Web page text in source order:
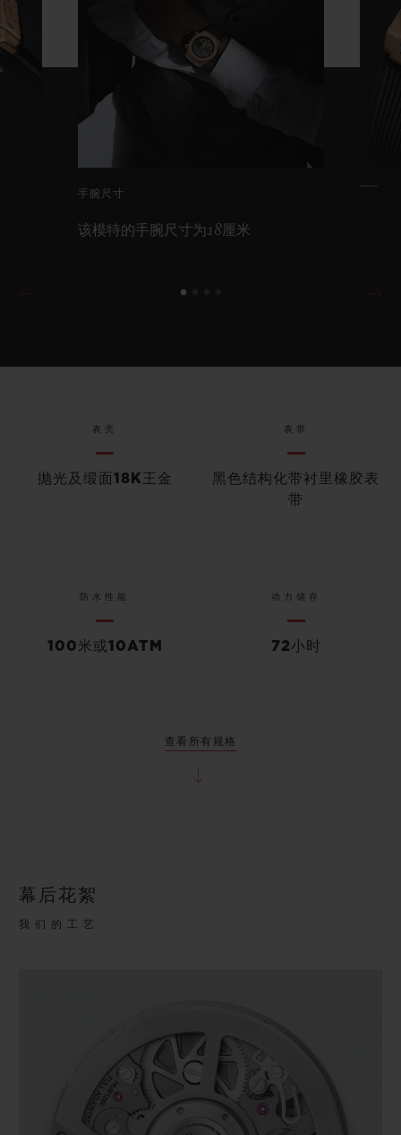
手腕尺寸
该模特的手腕尺寸为18厘米
表壳
抛光及缎面18K王金
表带
黑色结构化带衬里橡胶表
带
防水性能
100米或10ATM
动力储存
72小时
查看所有规格
幕后花絮
我们的工艺